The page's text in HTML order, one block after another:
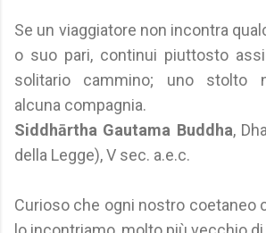
Se un viaggiatore non incontra
o suo pari, continui piuttosto
solitario cammino; uno stolto
alcuna compagnia.
Siddhārtha Gautama Buddha,
della Legge), V sec. a.e.c.
Curioso che ogni nostro coetaneo